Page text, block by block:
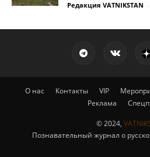
Редакция VATNIKSTAN -
О нас Контакты VIP
Реклама
© 2024,
Познавательный журнал о